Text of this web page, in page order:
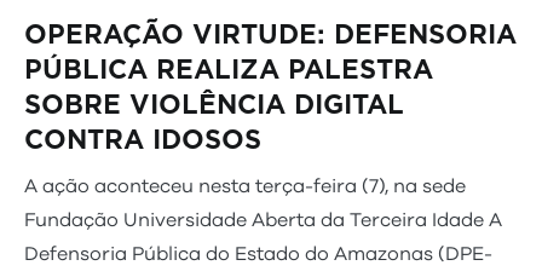
OPERAÇÃO VIRTUDE: DEFENSORIA
PÚBLICA REALIZA PALESTRA
SOBRE VIOLÊNCIA DIGITAL
CONTRA IDOSOS
A ação aconteceu nesta terça-feira (7), na sede
Fundação Universidade Aberta da Terceira Idade A
Defensoria Pública do Estado do Amazonas (DPE-